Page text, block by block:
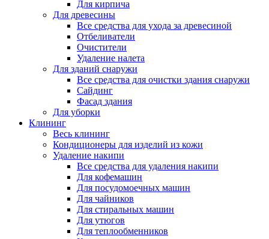
Для кирпича
Для древесины
Все средства для ухода за древесиной
Отбеливатели
Очистители
Удаление налета
Для зданий снаружи
Все средства для очистки здания снаружи
Сайдинг
Фасад здания
Для уборки
Клининг
Весь клининг
Кондиционеры для изделий из кожи
Удаление накипи
Все средства для удаления накипи
Для кофемашин
Для посудомоечных машин
Для чайников
Для стиральных машин
Для утюгов
Для теплообменников